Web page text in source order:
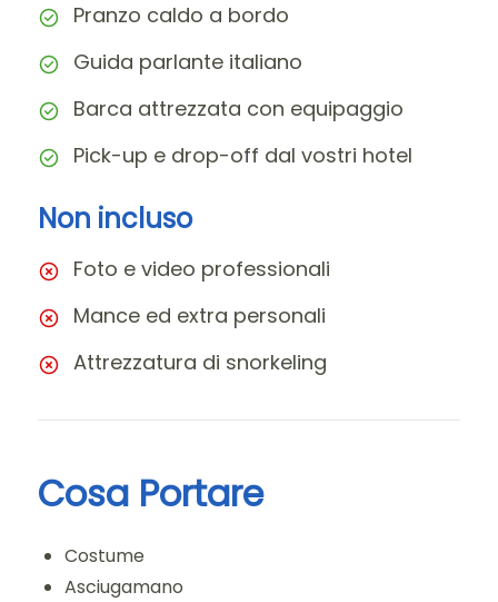
Pranzo caldo a bordo
Guida parlante italiano
Barca attrezzata con equipaggio
Pick-up e drop-off dal vostri hotel
Non incluso
Foto e video professionali
Mance ed extra personali
Attrezzatura di snorkeling
Cosa Portare
Costume
Asciugamano